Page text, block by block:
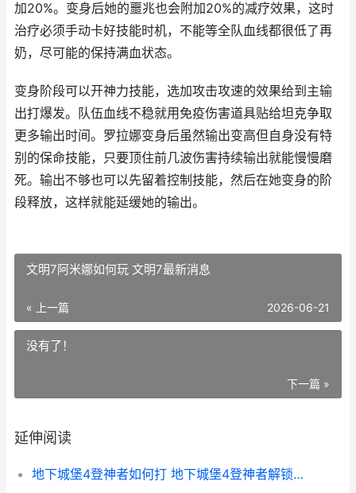
加20%。变身后她的噩兆也会附加20%的减疗效果，这时
治疗必须手动卡好技能时机，不能等全队血线都很低了再
奶，尽可能的保持满血状态。
变身阶段可以开神力技能，选加攻击攻速的效果给到主输
出打爆发。队伍血线不稳就用免疫伤害道具贴给坦克争取
更多输出时间。罗拉娜变身后虽然输出变高但自身没有特
别的保命技能，只要顶住前几波伤害持续输出就能慢慢磨
死。输出不够也可以先留着控制技能，然后在她变身的阶
段释放，这样就能延缓她的输出。
文明7阿米娜如何玩 文明7最新消息
« 上一篇 2026-06-21
没有了！
下一篇 »
延伸阅读
地下城堡4登神者如何打 地下城堡4登神者解锁条件